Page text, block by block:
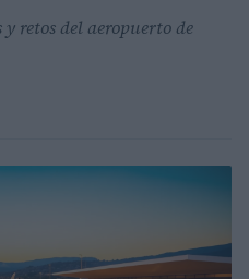
retos del aeropuerto de